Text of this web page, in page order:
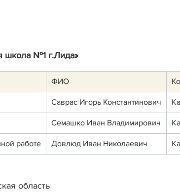
школа №1 г.Лида»
ФИО
Саврас Игорь Константинович
Семашко Иван Владимирович
работе Довлюд Иван Николаевич
область